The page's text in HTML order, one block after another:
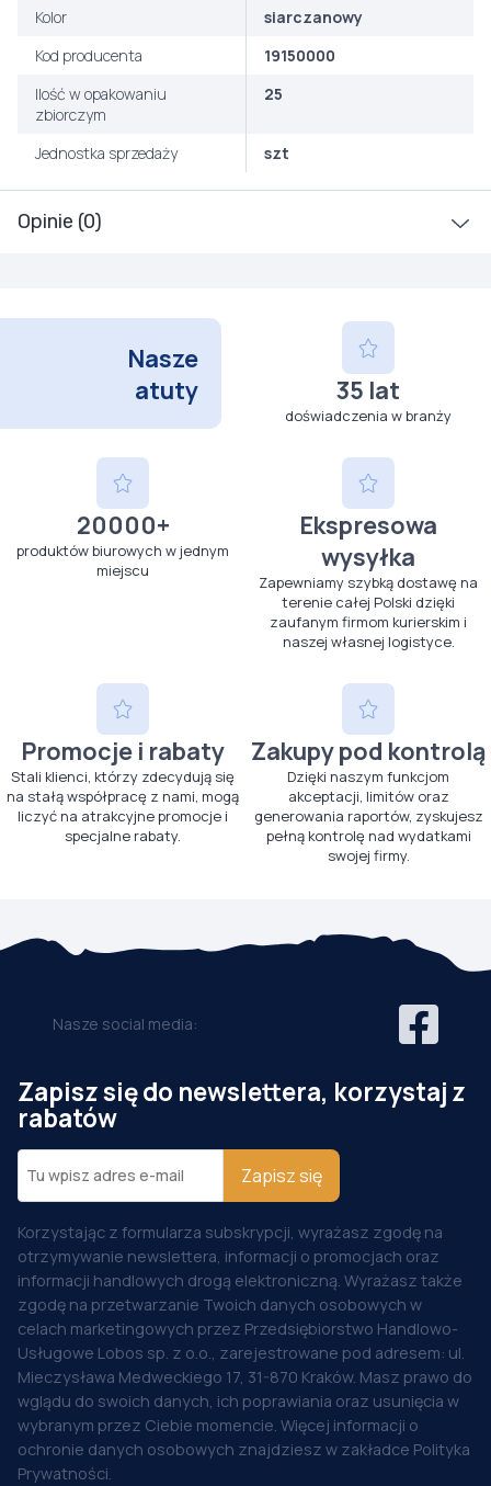
Opinie (0)
Kolor
siarczanowy
Kod producenta
19150000
Ilość w opakowaniu
zbiorczym
25
Jednostka sprzedaży szt
Nasze
atuty
35 lat
doświadczenia w branży
20000+
produktów biurowych w jednym
miejscu
Ekspresowa
wysyłka
Zapewniamy szybką dostawę na
terenie całej Polski dzięki
zaufanym firmom kurierskim i
naszej własnej logistyce.
Promocje i rabaty
Stali klienci, którzy zdecydują się
na stałą współpracę z nami, mogą
liczyć na atrakcyjne promocje i
specjalne rabaty.
Zakupy pod kontrolą
Dzięki naszym funkcjom
akceptacji, limitów oraz
generowania raportów, zyskujesz
pełną kontrolę nad wydatkami
swojej firmy.
Nasze social media:
Zapisz się do newslettera, korzystaj z
rabatów
Zapisz się
Korzystając z formularza subskrypcji, wyrażasz zgodę na
otrzymywanie newslettera, informacji o promocjach oraz
informacji handlowych drogą elektroniczną. Wyrażasz także
zgodę na przetwarzanie Twoich danych osobowych w
celach marketingowych przez Przedsiębiorstwo Handlowo-
Usługowe Lobos sp. z o.o., zarejestrowane pod adresem: ul.
Mieczysława Medweckiego 17, 31-870 Kraków. Masz prawo do
wglądu do swoich danych, ich poprawiania oraz usunięcia w
wybranym przez Ciebie momencie. Więcej informacji o
ochronie danych osobowych znajdziesz w zakładce Polityka
Prywatności.